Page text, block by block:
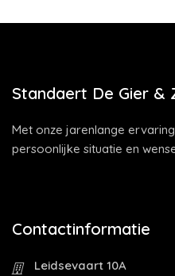
Standaert De Gier &
Met onze jarenlange
persoonlijke situatie en
Contactinformatie
Leidsevaart 10A